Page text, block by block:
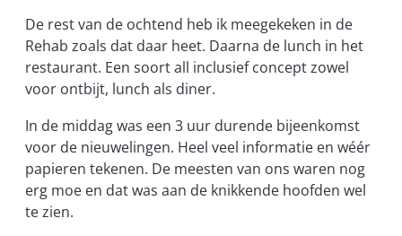
De rest van de ochtend heb ik meegekeken in de
Rehab zoals dat daar heet. Daarna de lunch in het
restaurant. Een soort all inclusief concept zowel
voor ontbijt, lunch als diner.
In de middag was een 3 uur durende bijeenkomst
voor de nieuwelingen. Heel veel informatie en wéér
papieren tekenen. De meesten van ons waren nog
erg moe en dat was aan de knikkende hoofden wel
te zien.